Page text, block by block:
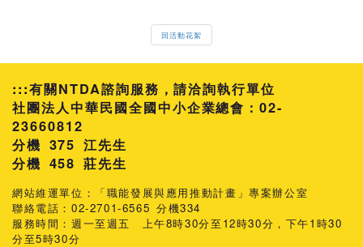
回活動花絮
:::有關NTDA諮詢服務，請洽詢執行單位
社團法人中華民國全國中小企業總會：02-
23660812
分機 375 江先生
458 莊先生
網站維運單位：「職能發展與應用推動計畫」專案辦公室
聯絡電話：02-2701-6565 分機334
服務時間：週一至週五 上午8時30分至12時30分，下午1時30
分至5時30分